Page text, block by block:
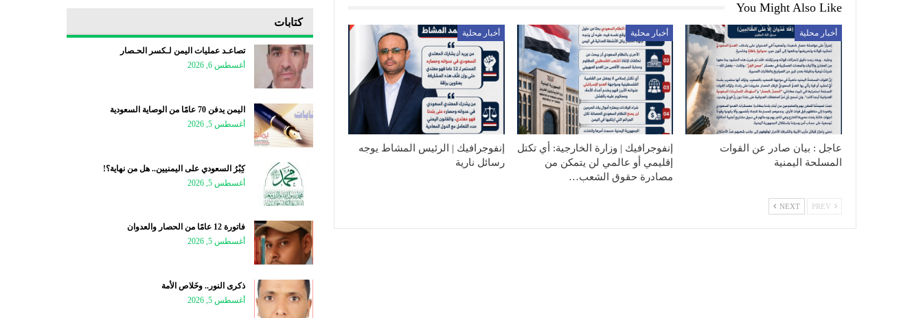
You Might Also Like
أخبار محلية
عاجل : بيان صادر عن القوات
المسلحة اليمنية
أخبار محلية
إنفوجرافيك | وزارة الخارجية: أي تكتل
إقليمي أو عالمي لن يتمكن من
مصادرة حقوق الشعب…
أخبار محلية
إنفوجرافيك | الرئيس المشاط يوجه
رسائل نارية
NEXT
كتابات
تصاعـد عمليات اليمن لـكسر الحـصار
أغسطس 6, 2026
اليمن يدفن 70 عامًا من الوصاية السعودية
أغسطس 5, 2026
كِبْرُ السعودي على اليمنيين.. هل من نهاية؟!
أغسطس 5, 2026
فاتورة 12 عامًا من الحصار والعدوان
أغسطس 5, 2026
ذكرى النور.. وخَلاص الأمة
أغسطس 5, 2026